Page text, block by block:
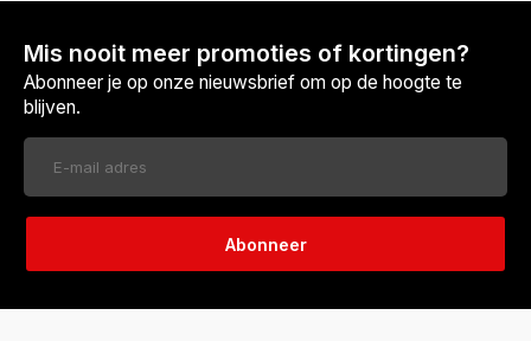
Mis nooit meer promoties of kortingen?
Abonneer je op onze nieuwsbrief om op de hoogte te
blijven.
Abonneer